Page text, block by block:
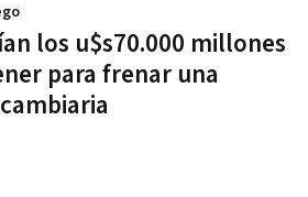
los u$s70.000 millones
para frenar una